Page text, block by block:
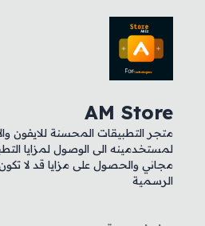
AM Store
متجر التطبيقات المحسنة للايفون
لمستخدمينه الى الوصول لمزايا
مجاني والحصول على مزايا قد لا
الرسمية